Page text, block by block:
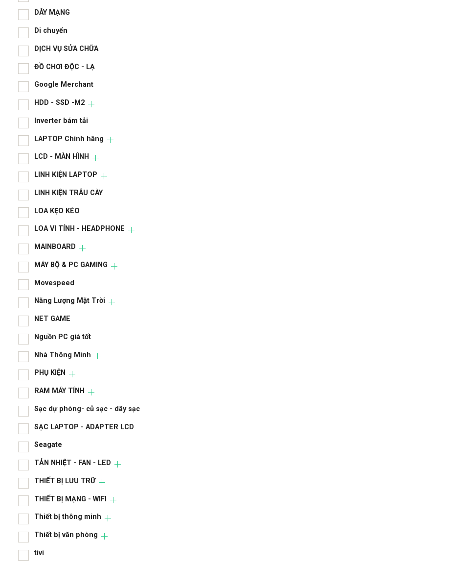
DÂY MẠNG
Di chuyển
DỊCH VỤ SỬA CHỮA
ĐỒ CHƠI ĐỘC - LẠ
Google Merchant
HDD - SSD -M2
Inverter bám tải
LAPTOP Chính hãng
LCD - MÀN HÌNH
LINH KIỆN LAPTOP
LINH KIỆN TRÂU CÀY
LOA KẸO KÉO
LOA VI TÍNH - HEADPHONE
MAINBOARD
MÁY BỘ & PC GAMING
Movespeed
Năng Lượng Mặt Trời
NET GAME
Nguồn PC giá tốt
Nhà Thông Minh
PHỤ KIỆN
RAM MÁY TÍNH
Sạc dự phòng- củ sạc - dây sạc
SẠC LAPTOP - ADAPTER LCD
Seagate
TẢN NHIỆT - FAN - LED
THIẾT BỊ LƯU TRỮ
THIẾT BỊ MẠNG - WIFI
Thiết bị thông minh
Thiết bị văn phòng
tivi